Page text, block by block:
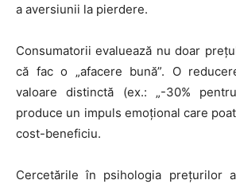
a aversiunii la pierdere.
Consumatorii evaluează nu doar
că fac o „afacere bună”. O
valoare distinctă (ex.: „-30%
produce un impuls emoțional care
cost-beneficiu.
Cercetările în psihologia prețurilor